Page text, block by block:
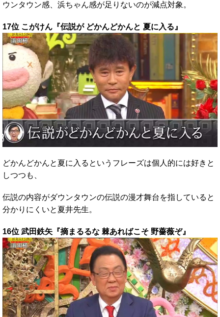
ウンタウン感、浜ちゃん感が足りないのが減点対象。
17位 こがけん『伝説が どかんどかんと 夏に入る』
どかんどかんと夏に入るというフレーズは個人的には好きと
しつつも、
伝説の内容がダウンタウンの伝説の漫才舞台を指していると
分かりにくいと夏井先生。
16位 武田鉄矢『摘まるるな 棘あればこそ 野薔薇ぞ』